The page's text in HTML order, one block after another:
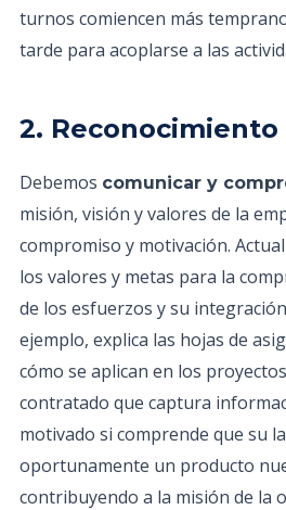
turnos comiencen más
tarde para acoplarse a las
2.
Debemos comunicar y
misión, visión y valores de la
compromiso y motivación.
los valores y metas para la
de los esfuerzos y su
ejemplo, explica las hojas de
cómo se aplican en los
contratado que captura
motivado si comprende que su
oportunamente un producto
contribuyendo a la misión de la